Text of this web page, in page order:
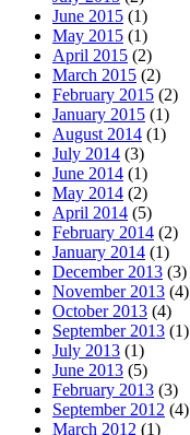
June 2015 (1)
May 2015 (1)
April 2015 (2)
March 2015 (2)
February 2015 (2)
January 2015 (1)
August 2014 (1)
July 2014 (3)
June 2014 (1)
May 2014 (2)
April 2014 (5)
February 2014 (2)
January 2014 (1)
December 2013 (3)
November 2013 (4)
October 2013 (4)
September 2013 (1)
July 2013 (1)
June 2013 (5)
February 2013 (3)
September 2012 (4)
March 2012 (1)